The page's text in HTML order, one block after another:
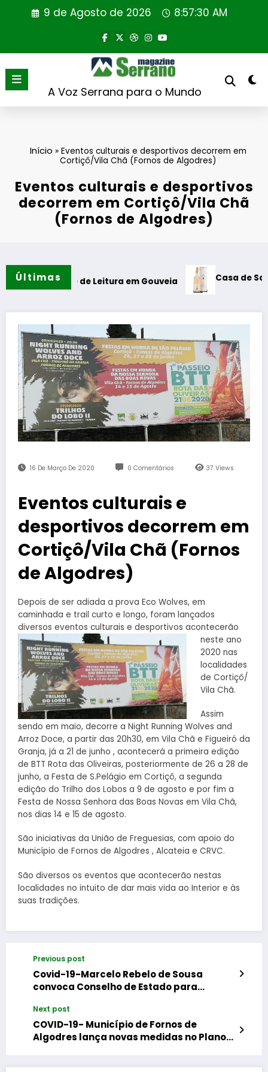
9 de Agosto de 2026 8:57:30 AM
A Voz Serrana para o Mundo
Início » Eventos culturais e desportivos decorrem em
Cortiçô/Vila Chã (Fornos de Algodres)
Eventos culturais e desportivos
decorrem em Cortiçô/Vila Chã
(Fornos de Algodres)
Últimas
de Leitura em Gouveia Casa de Santar
16 De Março De 2020 0 Comentários 37Views
Eventos culturais e
desportivos decorrem em
Cortiçô/Vila Chã (Fornos
de Algodres)
Depois de ser adiada a prova Eco Wolves, em
caminhada e trail curto e longo, foram lançados
diversos eventos culturais e desportivos acontecerão
neste ano
2020 nas
localidades
de Cortiçô/
Vila Chã.
Assim
sendo em maio, decorre a Night Running Wolves and
Arroz Doce, a partir das 20h30, em Vila Chã e Figueiró da
Granja, já a 21 de junho , acontecerá a primeira edição
de BTT Rota das Oliveiras, posteriormente de 26 a 28 de
junho, a Festa de S.Pelágio em Cortiçô, a segunda
edição do Trilho dos Lobos a 9 de agosto e por fim a
Festa de Nossa Senhora das Boas Novas em Vila Chã,
nos dias 14 e 15 de agosto.
São iniciativas da União de Freguesias, com apoio do
Município de Fornos de Algodres , Alcateia e CRVC.
São diversos os eventos que acontecerão nestas
localidades no intuito de dar mais vida ao Interior e às
suas tradições.
Previous post
Covid-19-Marcelo Rebelo de Sousa
convoca Conselho de Estado para
Next post
COVID-19- Município de Fornos de
Algodres lança novas medidas no Plano